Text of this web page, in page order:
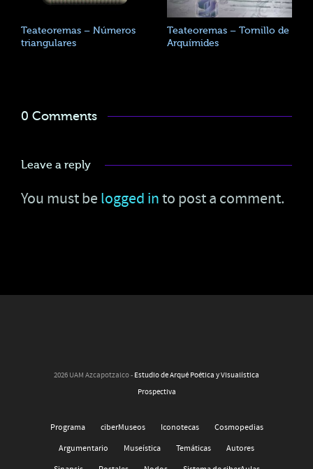
Teateoremas – Números
triangulares
Teateoremas – Tornillo de
Arquímides
0 Comments
Leave a reply
You must be logged into post a comment.
2026 UAM Azcapotzalco - Estudio de Arqué Poética y Visualística
Prospectiva
Programa ciberMuseos Iconotecas
Cosmopedias
Argumentario
Museística Temáticas
Autores